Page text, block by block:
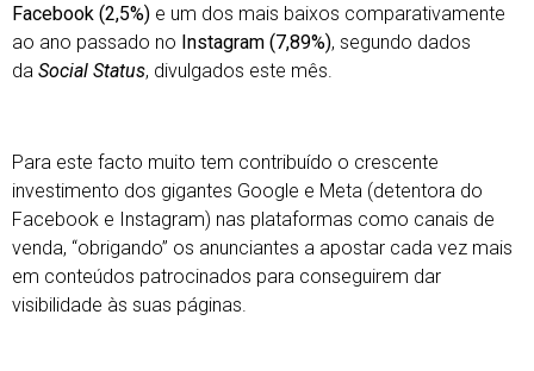
Facebook (2,5%) e um dos mais baixos comparativamente
ao ano passado no Instagram (7,89%), segundo dados
da Social Status, divulgados este mês.
Para este facto muito tem contribuído o crescente
investimento dos gigantes Google e Meta (detentora do
Facebook e Instagram) nas plataformas como canais de
venda, “obrigando” os anunciantes a apostar cada vez mais
em conteúdos patrocinados para conseguirem dar
visibilidade às suas páginas.